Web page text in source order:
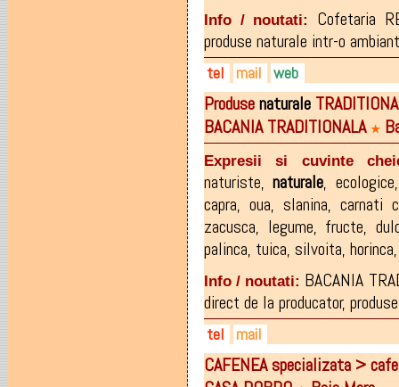
Info / noutati: Cofetaria
produse naturale intr-o
tel
0262-437259
0752-212.055
0262-262.762
0262-262.764
0740-193.061
mail
octavia@cernestean.ro
office@cernestean.ro
web
facebook.com/
revoirebaiamare.ro
Produsenaturale
BACANIA TRADITIONALA ★
Expresii si cuvinte
naturiste,naturale, ecologice
capra, oua, slanina, carnati
zacusca, legume, fructe,
palinca, tuica, silvoita, horinca
Info / noutati: BACANIA
direct de la producator,
tel
0372-744624
mail
CAFENEA specializata >